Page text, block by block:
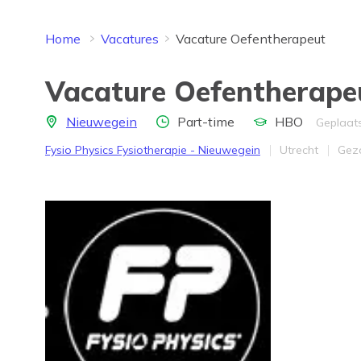
Home Vacatures Vacature Oefentherapeut
Vacature
LocatieNieuwegein Aantal uren
Part-time Opleidingsniveau
HBO
Bedrijf
Fysio Physics Fysiotherapie - Nieuwegein Provincie
Utrecht